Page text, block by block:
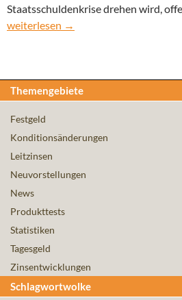
Staatsschuldenkrise drehen wird,
Management der
weiterlesen →
Themengebiete
Festgeld
Konditionsänderungen
Leitzinsen
Neuvorstellungen
News
Produkttests
Statistiken
Tagesgeld
Zinsentwicklungen
Schlagwortwolke